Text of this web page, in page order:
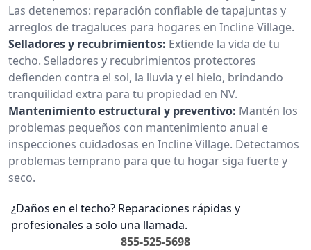
Las detenemos: reparación confiable de tapajuntas y
arreglos de tragaluces para hogares en Incline Village.
Selladores y recubrimientos: Extiende la vida de tu
techo. Selladores y recubrimientos protectores
defienden contra el sol, la lluvia y el hielo, brindando
tranquilidad extra para tu propiedad en NV.
Mantenimiento estructural y preventivo: Mantén los
problemas pequeños con mantenimiento anual e
inspecciones cuidadosas en Incline Village. Detectamos
problemas temprano para que tu hogar siga fuerte y
seco.
¿Daños en el techo? Reparaciones rápidas y
profesionales a solo una llamada.
855-525-5698